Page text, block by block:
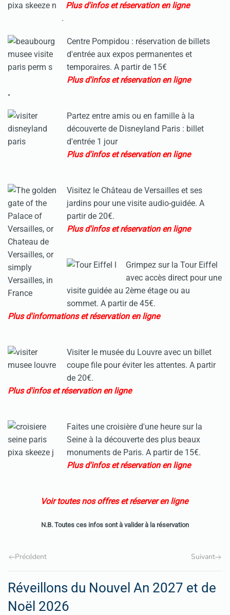
Plus d'infos et réservation en ligne
.
Centre Pompidou : réservation de billets
d'entrée aux expos permanentes et
temporaires. A partir de 15€
Plus d'infos et réservation en ligne
.
Partez entre amis ou en famille à la
découverte de Disneyland Paris : billet
d'entrée 1 jour
Plus d'infos et réservation en ligne
Visitez le Château de Versailles et ses
jardins pour une visite audio-guidée. A
partir de 20€.
Plus d'infos et réservation en ligne
Grimpez sur la Tour Eiffel
avec accès direct pour une
visite guidée au 2ème étage ou au
sommet. A partir de 45€.
Plus d'informations et réservation en ligne
Visiter le musée du Louvre avec un billet
coupe file pour éviter les attentes. A partir
de 20€.
Plus d'infos et réservation en ligne
Faites une croisière d'une heure sur la
Seine à la découverte des plus beaux
monuments de Paris. A partir de 15€.
Plus d'infos et réservation en ligne
Voir toutes nos offres et réserver en ligne
N.B. Toutes ces infos sont à valider à la réservation
Précédent Suivant
Réveillons du Nouvel An 2027 et de
Noël 2026